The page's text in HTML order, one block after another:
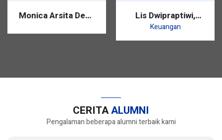
Monica Arsita Dewi, Lis Dwipraptiwi,
S.Pd.
Keuangan
CERITAALUMNI
Pengalaman beberapa alumni terbaik kami